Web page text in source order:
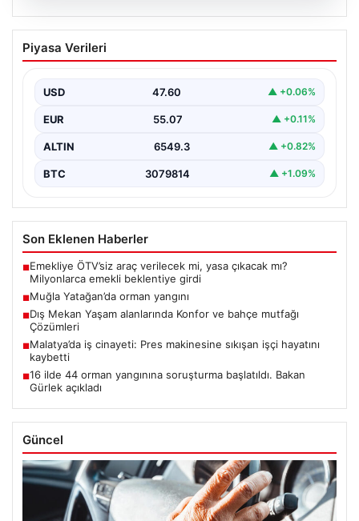
Muğla Yatağan’da orman yangını
Piyasa Verileri
USD 47.60 ▲ +0.06%
EUR 55.07 ▲ +0.11%
ALTIN 6549.3 ▲ +0.82%
BTC 3079814 ▲ +1.09%
Son Eklenen Haberler
■Emekliye ÖTV’siz araç verilecek mi, yasa çıkacak mı?
Milyonlarca emekli beklentiye girdi
■Muğla Yatağan’da orman yangını
■Dış Mekan Yaşam alanlarında Konfor ve bahçe mutfağı
Çözümleri
■Malatya’da iş cinayeti: Pres makinesine sıkışan işçi hayatını
kaybetti
■16 ilde 44 orman yangınına soruşturma başlatıldı. Bakan
Gürlek açıkladı
Güncel